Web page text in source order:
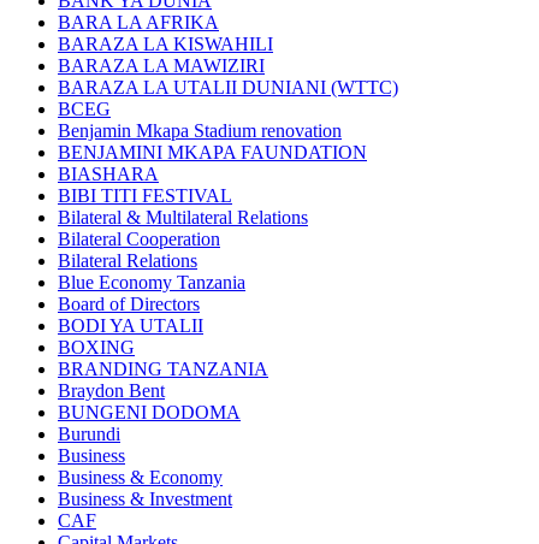
BARA LA AFRIKA
BARAZA LA KISWAHILI
BARAZA LA MAWIZIRI
BARAZA LA UTALII DUNIANI (WTTC)
BCEG
Benjamin Mkapa Stadium renovation
BENJAMINI MKAPA FAUNDATION
BIASHARA
BIBI TITI FESTIVAL
Bilateral & Multilateral Relations
Bilateral Cooperation
Bilateral Relations
Blue Economy Tanzania
Board of Directors
BODI YA UTALII
BOXING
BRANDING TANZANIA
Braydon Bent
BUNGENI DODOMA
Burundi
Business
Business & Economy
Business & Investment
CAF